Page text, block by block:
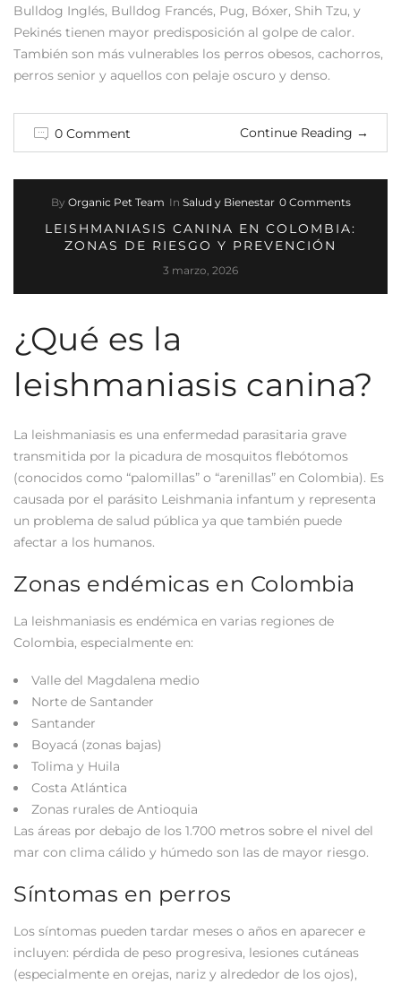
Bulldog Inglés, Bulldog Francés, Pug, Bóxer, Shih Tzu, y
Pekinés tienen mayor predisposición al golpe de calor.
También son más vulnerables los perros obesos, cachorros,
perros senior y aquellos con pelaje oscuro y denso.
0 Comment Continue Reading →
By Organic Pet Team In Salud y Bienestar 0 Comments
LEISHMANIASIS CANINA EN COLOMBIA:
ZONAS DE RIESGO Y PREVENCIÓN
3 marzo, 2026
¿Qué es la
leishmaniasis canina?
La leishmaniasis es una enfermedad parasitaria grave
transmitida por la picadura de mosquitos flebótomos
(conocidos como “palomillas” o “arenillas” en Colombia). Es
causada por el parásito Leishmania infantum y representa
un problema de salud pública ya que también puede
afectar a los humanos.
Zonas endémicas en Colombia
La leishmaniasis es endémica en varias regiones de
Colombia, especialmente en:
Valle del Magdalena medio
Norte de Santander
Santander
Boyacá (zonas bajas)
Tolima y Huila
Costa Atlántica
Zonas rurales de Antioquia
Las áreas por debajo de los 1.700 metros sobre el nivel del
mar con clima cálido y húmedo son las de mayor riesgo.
Síntomas en perros
Los síntomas pueden tardar meses o años en aparecer e
incluyen: pérdida de peso progresiva, lesiones cutáneas
(especialmente en orejas, nariz y alrededor de los ojos),